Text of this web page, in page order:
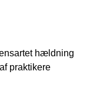
hældning
praktikere